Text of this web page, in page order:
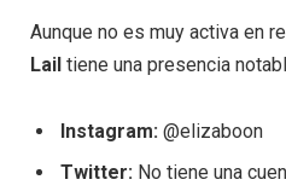
Aunque no es muy activa en
Lail tiene una presencia
Instagram: @elizaboon
Twitter: No tiene una